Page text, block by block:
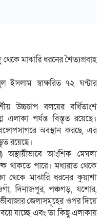
মাঝারি ধরনের শৈত্যপ্রবাহ
ইসলাম স্বাক্ষরিত ৭২ ঘণ্টার
উচ্চচাপ বলয়ের বর্ধিতাংশ
এলাকা পর্যন্ত বিস্তৃত রয়েছে।
অবস্থান করছে, এর
রয়েছে।
অস্থায়ীভাবে আংশিক মেঘলা
থাকতে পারে। মধ্যরাত থেকে
থেকে মাঝারি ধরনের কুয়াশা
দিনাজপুর, পঞ্চগড়, যশোর,
জেলাসমূহের ওপর দিয়ে
যাচ্ছে এবং তা কিছু এলাকায়